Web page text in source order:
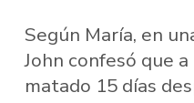
Según María, en
John confesó que
matado 15 días